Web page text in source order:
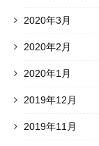
2020年3月
2020年2月
2020年1月
2019年12月
2019年11月